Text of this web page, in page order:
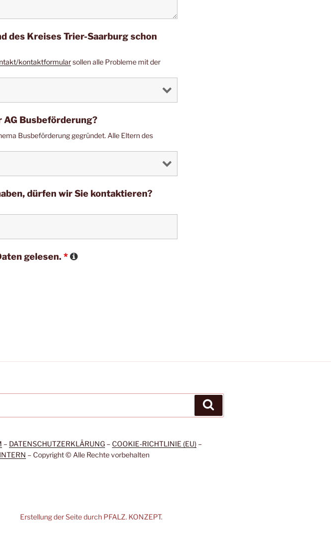
des Kreises Trier-Saarburg schon
kontaktformularsollen alle Probleme mit der
AG Busbeförderung?
Busbeförderung gegründet. Alle Eltern des
dürfen wir Sie kontaktieren?
gelesen. *
– DATENSCHUTZERKLÄRUNG– COOKIE-RICHTLINIE (EU) –
INTERN – Copyright © Alle Rechte vorbehalten
Erstellung der Seite durch PFALZ. KONZEPT.